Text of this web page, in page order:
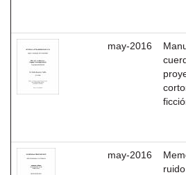
may-2016
may-2016
ruido